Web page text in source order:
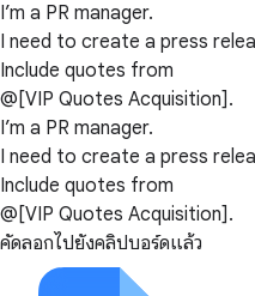
I’m a PR manager.
I need to create a press
Include quotes from
@[VIP Quotes Acquisition].
I’m a PR manager.
I need to create a press
Include quotes from
@[VIP Quotes Acquisition].
คัดลอกไปยังคลิปบอร์ดแล้ว